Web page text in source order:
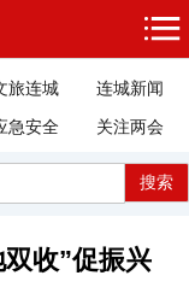
旅连城
连城新闻
急安全 关注两会
搜索
收”促振兴